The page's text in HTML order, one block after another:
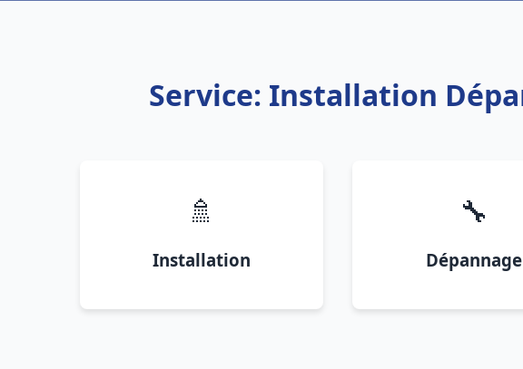
Service: Installation
🚿
Installation
🔧
Dépannage